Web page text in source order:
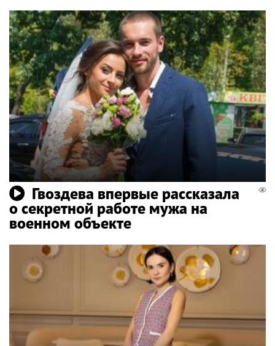
Гвоздева впервые рассказала
о секретной работе мужа на
военном объекте